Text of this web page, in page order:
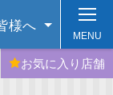
様へ
お気に入り 店舗
MENU